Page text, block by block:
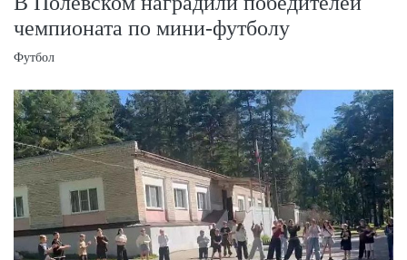
чемпионата по мини-футболу
Футбол